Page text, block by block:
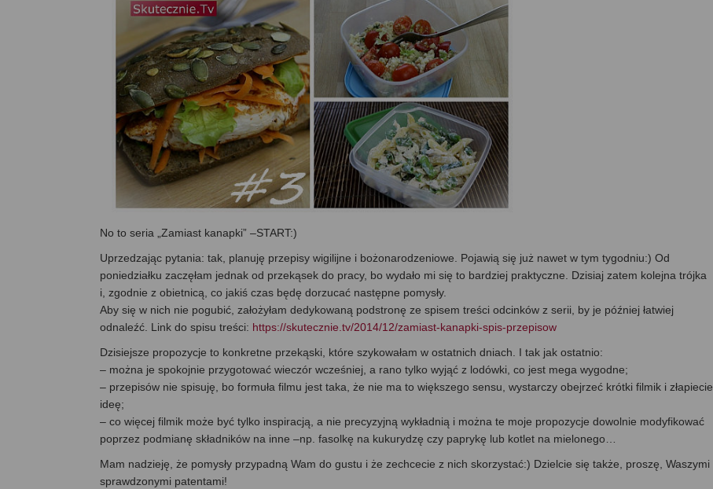
No to seria „Zamiast kanapki” –START:)
Uprzedzając pytania: tak, planuję przepisy wigilijne i bożonarodzeniowe. Pojawią się już nawet w tym tygodniu:) Od
poniedziałku zaczęłam jednak od przekąsek do pracy, bo wydało mi się to bardziej praktyczne. Dzisiaj zatem kolejna trójka
i, zgodnie z obietnicą, co jakiś czas będę dorzucać następne pomysły.
Aby się w nich nie pogubić, założyłam dedykowaną podstronę ze spisem treści odcinków z serii, by je później łatwiej
odnaleźć. Link do spisu treści: https://skutecznie.tv/2014/12/zamiast-kanapki-spis-przepisow
Dzisiejsze propozycje to konkretne przekąski, które szykowałam w ostatnich dniach. I tak jak ostatnio:
– można je spokojnie przygotować wieczór wcześniej, a rano tylko wyjąć z lodówki, co jest mega wygodne;
– przepisów nie spisuję, bo formuła filmu jest taka, że nie ma to większego sensu, wystarczy obejrzeć krótki filmik i złapiecie
ideę;
– co więcej filmik może być tylko inspiracją, a nie precyzyjną wykładnią i można te moje propozycje dowolnie modyfikować
poprzez podmianę składników na inne –np. fasolkę na kukurydzę czy paprykę lub kotlet na mielonego…
Mam nadzieję, że pomysły przypadną Wam do gustu i że zechcecie z nich skorzystać:) Dzielcie się także, proszę, Waszymi
sprawdzonymi patentami!